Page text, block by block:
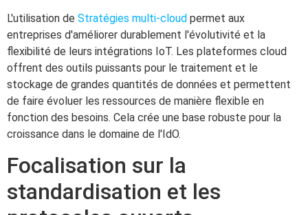
L'utilisation de Stratégies multi-cloud permet aux
entreprises d'améliorer durablement l'évolutivité et la
flexibilité de leurs intégrations IoT. Les plateformes cloud
offrent des outils puissants pour le traitement et le
stockage de grandes quantités de données et permettent
de faire évoluer les ressources de manière flexible en
fonction des besoins. Cela crée une base robuste pour la
croissance dans le domaine de l'IdO.
Focalisation sur la
standardisation et les